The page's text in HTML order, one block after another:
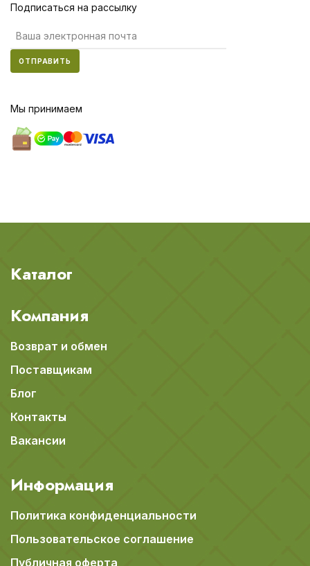
Подписаться на рассылку
ОТПРАВИТЬ
Мы принимаем
Каталог
Компания
Возврат и обмен
Поставщикам
Блог
Контакты
Вакансии
Информация
Политика конфиденциальности
Пользовательское соглашение
Публичная оферта